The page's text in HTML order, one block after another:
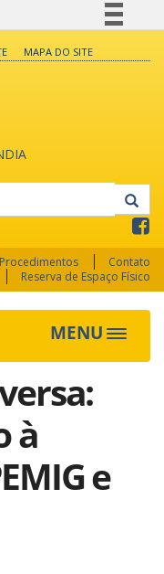
Legislação
Canais
MAPA DO SITE
Contato
Reserva de Espaço Físico
MENU
Toggle
à
e